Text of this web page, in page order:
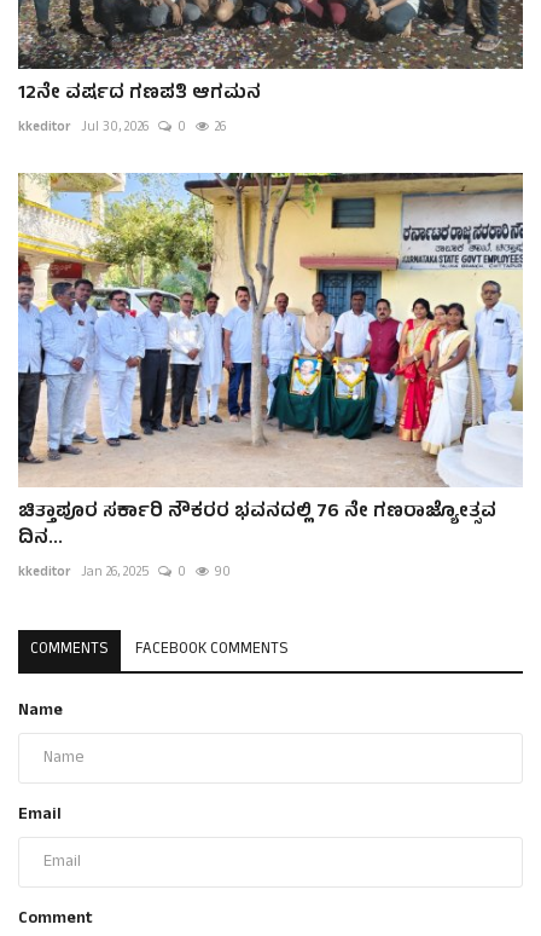
12ನೇ ವರ್ಷದ ಗಣಪತಿ ಆಗಮನ
kkeditor Jul 30, 2026 0 26
ಚಿತ್ತಾಪೂರ ಸರ್ಕಾರಿ ನೌಕರರ ಭವನದಲ್ಲಿ 76 ನೇ ಗಣರಾಜ್ಯೋತ್ಸವ
ದಿನ...
kkeditor Jan 26, 2025 0 90
COMMENTS FACEBOOK COMMENTS
Name
Email
Comment